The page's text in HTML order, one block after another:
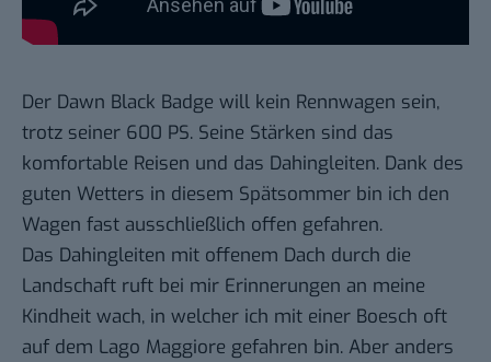
Der Dawn Black Badge will kein Rennwagen sein,
trotz seiner 600 PS. Seine Stärken sind das
komfortable Reisen und das Dahingleiten. Dank des
guten Wetters in diesem Spätsommer bin ich den
Wagen fast ausschließlich offen gefahren.
Das Dahingleiten mit offenem Dach durch die
Landschaft ruft bei mir Erinnerungen an meine
Kindheit wach, in welcher ich mit einer Boesch oft
auf dem Lago Maggiore gefahren bin. Aber anders